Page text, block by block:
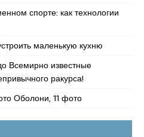
спорте: как технологии
маленькую кухню
Всемирно известные
ракурса!
Оболони, 11 фото